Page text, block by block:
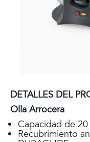
DETALLES DEL
Olla Arrocera
Capacidad de
Recubrimiento